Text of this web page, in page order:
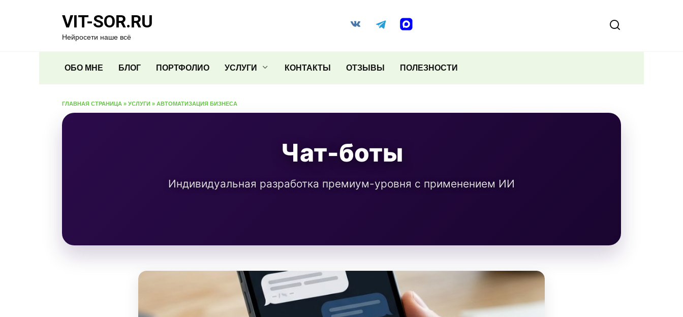
VIT-SOR.RU
Нейросети наше всё
ОБО МНЕ БЛОГ ПОРТФОЛИО УСЛУГИ КОНТАКТЫ ОТЗЫВЫ ПОЛЕЗНОСТИ
ГЛАВНАЯ СТРАНИЦА » УСЛУГИ » АВТОМАТИЗАЦИЯ БИЗНЕСА
Чат-боты
Индивидуальная разработка премиум-уровня с применением ИИ